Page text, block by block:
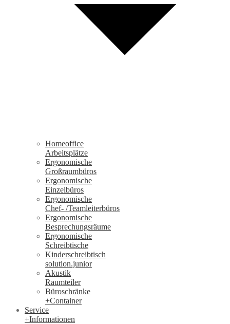
Homeoffice
Arbeitsplätze
Ergonomische
Großraumbüros
Ergonomische
Einzelbüros
Ergonomische
Chef- /Teamleiterbüros
Ergonomische
Besprechungsräume
Ergonomische
Schreibtische
Kinderschreibtisch
solution.junior
Akustik
Raumteiler
Büroschränke
+Container
Service
+Informationen